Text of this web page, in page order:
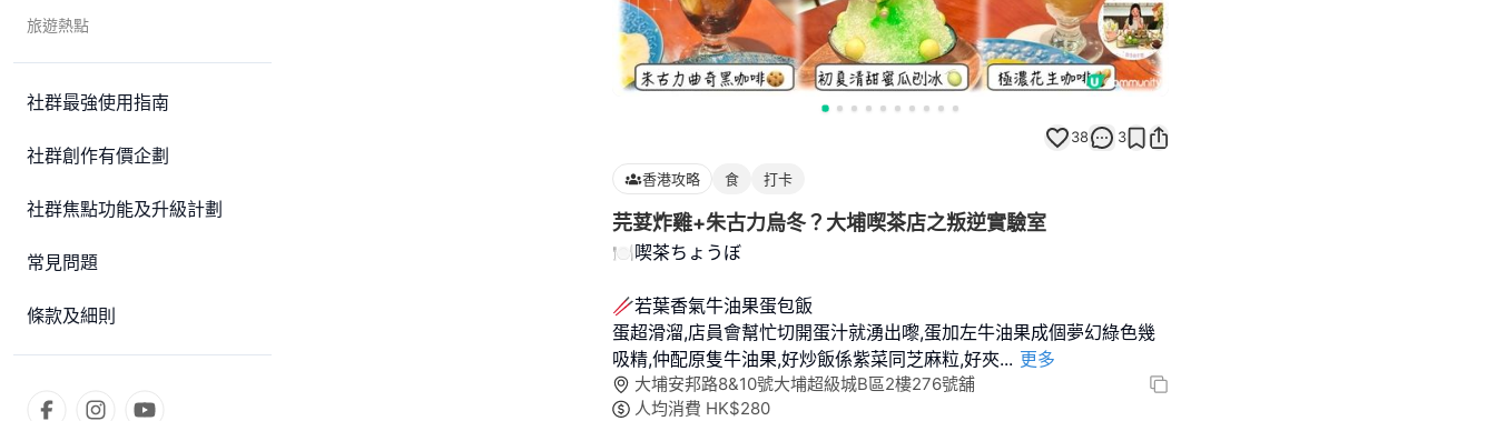
旅遊熱點
社群最強使用指南
社群創作有價企劃
社群焦點功能及升級計劃
常見問題
條款及細則
38 3
香港攻略 食 打卡
芫荽炸雞+朱古力烏冬？大埔喫茶店之叛逆實驗室
🍽️喫茶ちょうぼ
🥢若葉香氣牛油果蛋包飯
蛋超滑溜,店員會幫忙切開蛋汁就湧出嚟,蛋加左牛油果成個夢幻綠色幾
吸精,仲配原隻牛油果,好炒飯係紫菜同芝麻粒,好夾... 更多
大埔安邦路8&10號大埔超級城B區2樓276號舖
人均消費 HK$280